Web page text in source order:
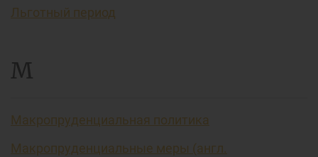
Льготный период
М
Макропруденциальная политика
Макропруденциальные меры (англ.